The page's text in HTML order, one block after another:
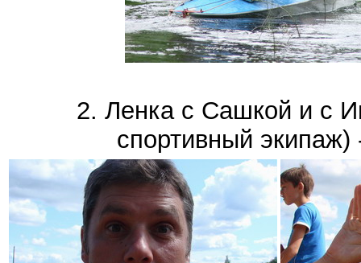
2. Ленка с Сашкой и с
спортивный